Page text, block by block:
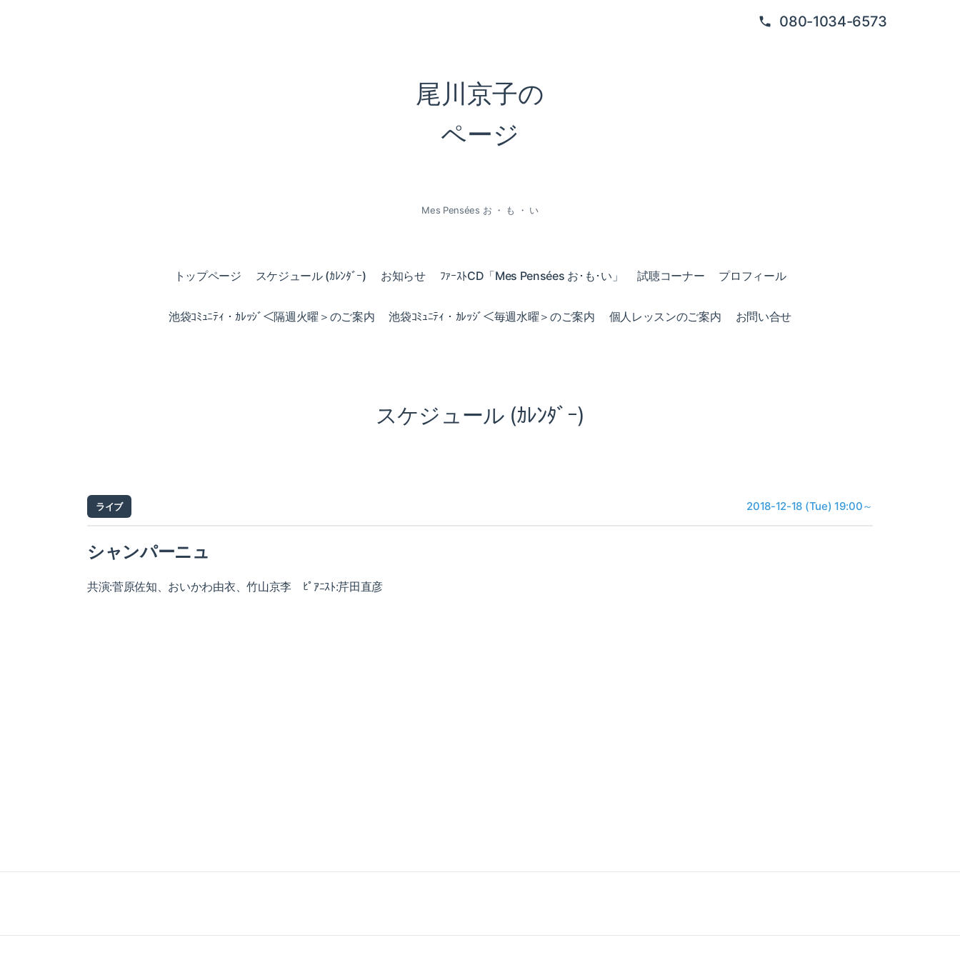
080-1034-6573
尾川京子の
ページ
Mes Pensées お ・ も ・ い
トップページ スケジュール (ｶﾚﾝﾀﾞｰ) お知らせ ﾌｧｰｽﾄCD「Mes Pensées お･も･い」 試聴コーナー プロフィール
池袋ｺﾐｭﾆﾃｨ・ｶﾚｯｼﾞ＜隔週火曜＞のご案内 池袋ｺﾐｭﾆﾃｨ・ｶﾚｯｼﾞ＜毎週水曜＞のご案内 個人レッスンのご案内 お問い合せ
スケジュール (ｶﾚﾝﾀﾞｰ)
ライブ 2018-12-18 (Tue) 19:00～
シャンパーニュ
共演:菅原佐知、おいかわ由衣、竹山京李 ﾋﾟｱﾆｽﾄ:芹田直彦